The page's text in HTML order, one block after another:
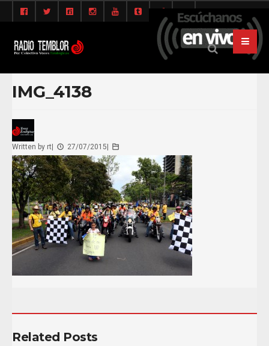
IMG_4138
Written by rt 27/07/2015
Related Posts